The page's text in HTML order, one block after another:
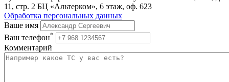
11, стр. 2 БЦ «Альтерком», 6 этаж, оф. 623
Обработка персональных данных
Ваше имя
Ваш телефон*
Комментарий